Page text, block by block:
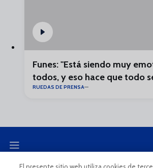
Funes: "Está siendo muy
todos, y eso hace que todo
RUEDAS DE PRENSA